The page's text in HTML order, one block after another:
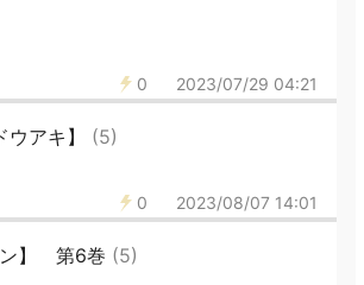
0 2023/07/29 04:21
アキ】 (5)
0 2023/08/07 14:01
ン】 第6巻 (5)